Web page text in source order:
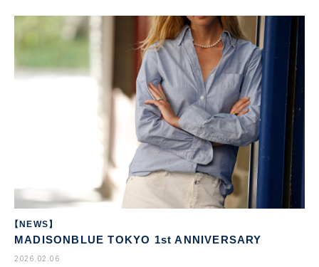
【NEWS】
MADISONBLUE TOKYO 1st ANNIVERSARY
2026.02.06